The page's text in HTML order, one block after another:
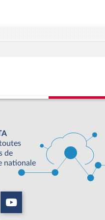
de
nationale